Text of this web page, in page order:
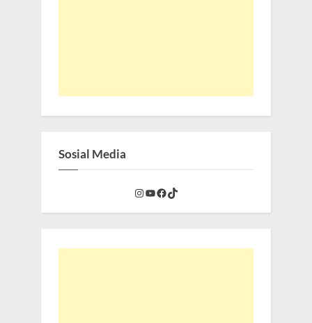
Sosial Media
Instagram
YouTube
Facebook
TikTok